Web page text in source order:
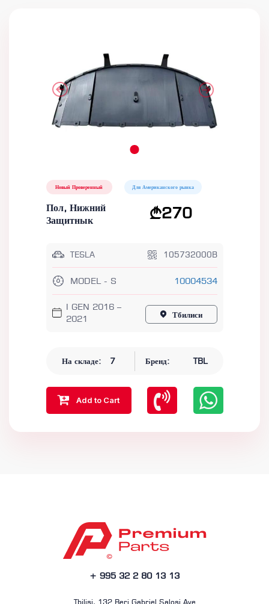
Новый Проверенный Для Американского рынка
Пол, Нижний
Защитнык
270
TESLA 105732000B
MODEL - S 10004534
I GEN 2016 –
2021
Тбилиси
На складе: 7 Бренд: TBL
Add to Cart
+ 995 32 2 80 13 13